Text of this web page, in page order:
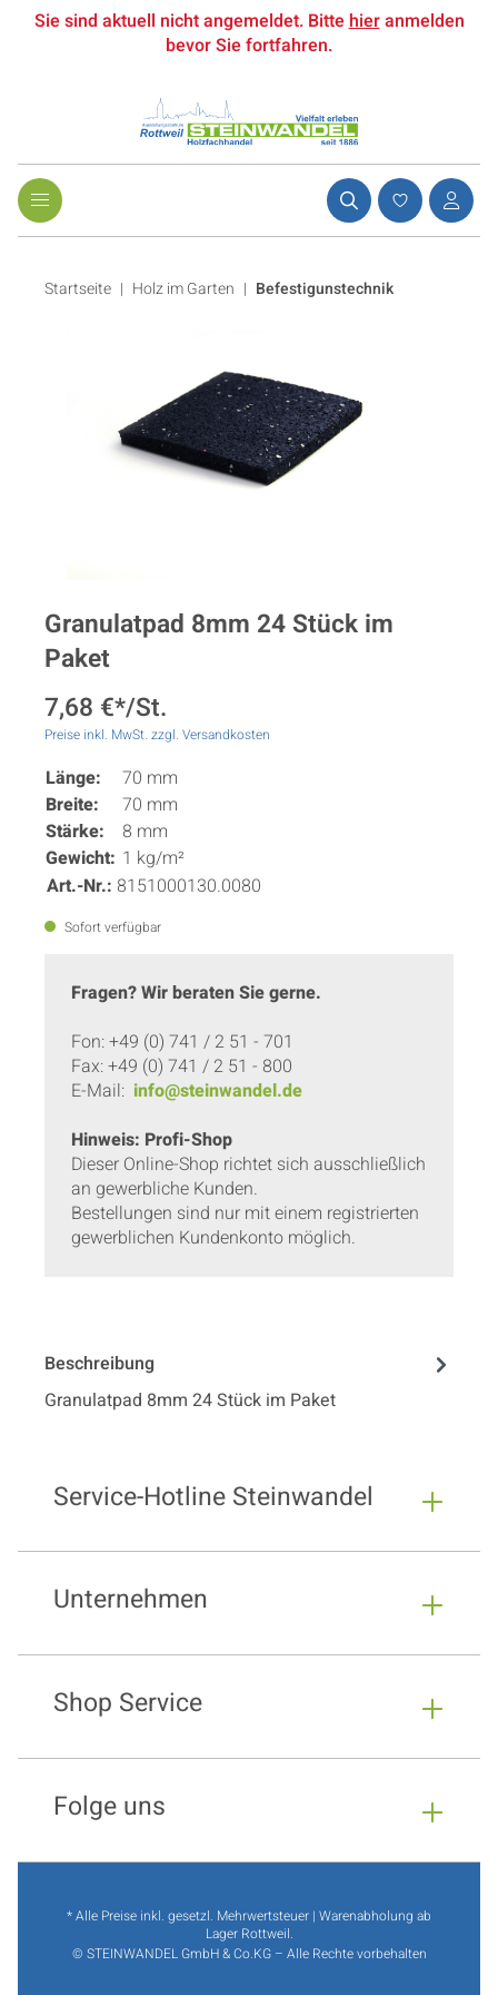
Sie sind aktuell nicht angemeldet. Bittehieranmelden
bevor Sie fortfahren.
Startseite Holz im Garten | Befestigunstechnik
Granulatpad 8mm 24 Stück im
Paket
7,68 €*/St.
Preise inkl. MwSt. zzgl. Versandkosten
Länge:
70 mm
Breite:
70 mm
Stärke:
8 mm
Gewicht: 1 kg/m²
Art.-Nr.: 8151000130.0080
Sofort verfügbar
Fragen? Wir beraten Sie gerne.
Fon: +49 (0) 741 / 2 51 - 701
Fax: +49 (0) 741 / 2 51 - 800
E-Mail: info@steinwandel.de
Hinweis: Profi-Shop
Dieser Online-Shop richtet sich ausschließlich
an gewerbliche Kunden.
Bestellungen sind nur mit einem registrierten
gewerblichen Kundenkonto möglich.
Beschreibung
Granulatpad 8mm 24 Stück im Paket
Service-Hotline Steinwandel
Unternehmen
Shop Service
Folge uns
* Alle Preise inkl. gesetzl. Mehrwertsteuer | Warenabholung ab
Lager Rottweil.
© STEINWANDEL GmbH & Co.KG – Alle Rechte vorbehalten